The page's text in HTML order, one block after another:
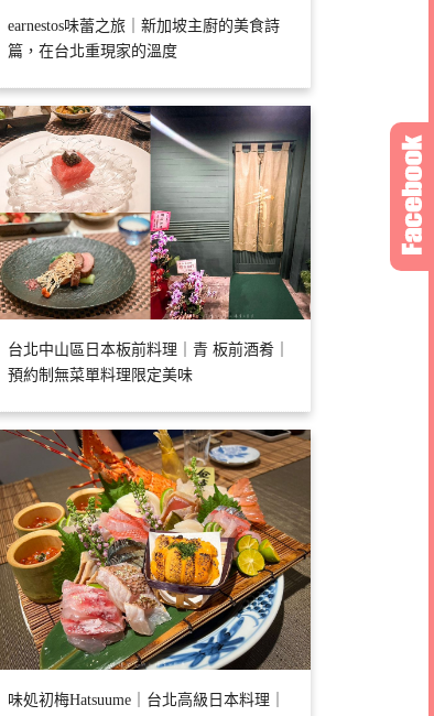
earnestos味蕾之旅｜新加坡主廚的美食詩
篇，在台北重現家的溫度
台北中山區日本板前料理｜青 板前酒肴｜
預約制無菜單料理限定美味
味処初梅Hatsuume｜台北高級日本料理｜